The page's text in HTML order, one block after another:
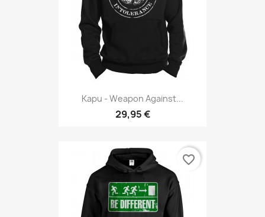
Kapu - Weapon Against...
29,95 €
favorite_border